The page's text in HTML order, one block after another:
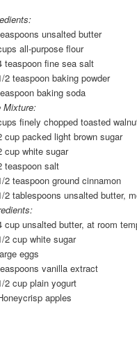
unsalted butter
all-purpose flour
teaspoon fine sea salt
2 teaspoon baking powder
baking soda
Mixture:
finely chopped toasted
cup packed light brown sugar
cup white sugar
teaspoon salt
2 teaspoon ground cinnamon
2 tablespoons unsalted butter,
cup unsalted butter, at room
2 cup white sugar
eggs
vanilla extract
2 cup plain yogurt
apples